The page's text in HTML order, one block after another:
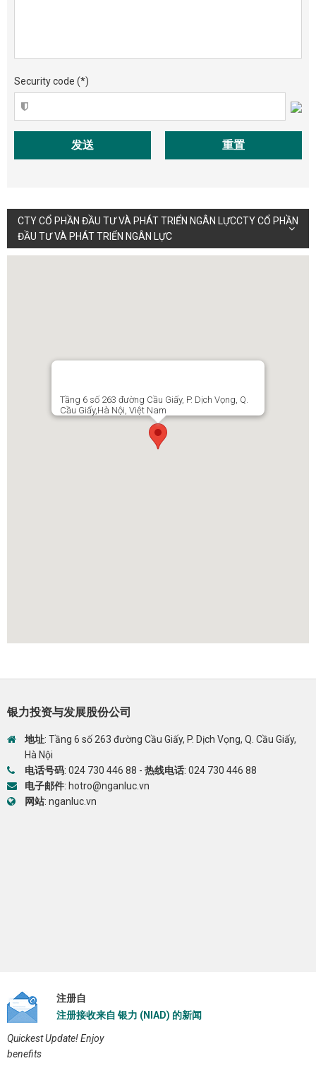
Security code (*)
发送 重置
CTY CỔ PHẦN ĐẦU TƯ VÀ PHÁT TRIỂN NGÂN LỰCCTY CỔ PHẦN
ĐẦU TƯ VÀ PHÁT TRIỂN NGÂN LỰC
Tầng 6 số 263 đường Cầu Giấy, P. Dịch Vọng, Q.
Cầu Giấy,Hà Nội, Việt Nam
银力投资与发展股份公司
地址: Tầng 6 số 263 đường Cầu Giấy, P. Dịch Vọng, Q. Cầu Giấy,
Hà Nội
电话号码: 024 730 446 88 - 热线电话: 024 730 446 88
电子邮件: hotro@nganluc.vn
网站: nganluc.vn
注册自
注册接收来自 银力 (NIAD) 的新闻
Quickest Update! Enjoy
benefits